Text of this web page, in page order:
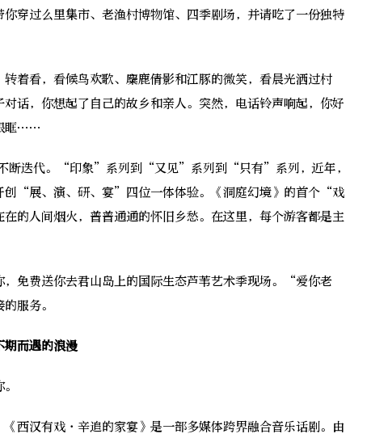
过么里集市、老渔村博物馆、四季剧场，并请吃了一份独特
看，看候鸟欢歌、麋鹿倩影和江豚的微笑，看晨光洒过村
话，你想起了自己的故乡和亲人。突然，电话铃声响起，你好
眶……
迭代。“印象”系列到“又见”系列到“只有”系列，近年，
“展、演、研、宴”四位一体体验。《洞庭幻境》的首个“戏
的人间烟火，普普通通的怀旧乡愁。在这里，每个游客都是主
免费送你去君山岛上的国际生态芦苇艺术季现场。“爱你老
服务。
而遇的浪漫
西汉有戏·辛追的家宴》是一部多媒体跨界融合音乐话剧。由